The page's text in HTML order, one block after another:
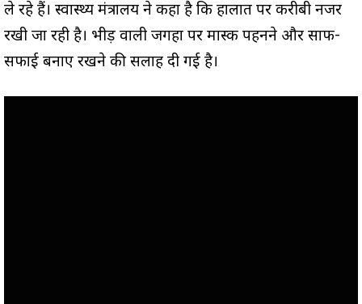
ले रहे हैं। स्वास्थ्य मंत्रालय ने कहा है कि हालात पर करीबी नजर
रखी जा रही है। भीड़ वाली जगहों पर मास्क पहनने और साफ-
सफाई बनाए रखने की सलाह दी गई है।